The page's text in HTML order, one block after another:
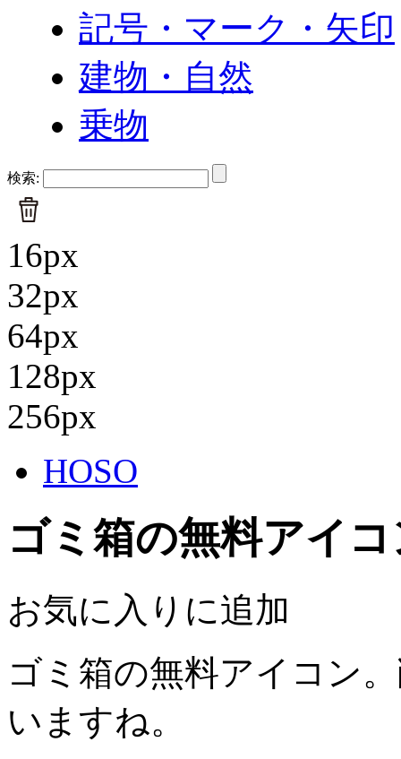
記号・マーク・矢印
建物・自然
乗物
検索:
16px
32px
64px
128px
256px
HOSO
ゴミ箱の無料アイコ
お気に入りに追加
ゴミ箱の無料アイコン
いますね。